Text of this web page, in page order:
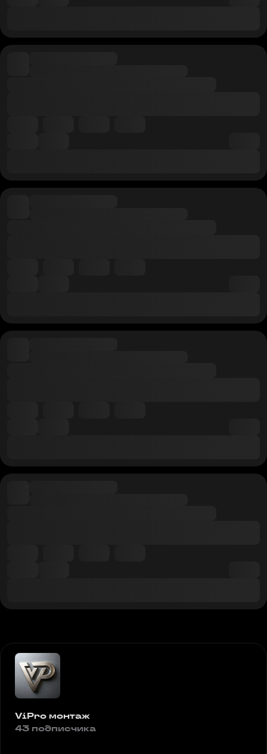
ViPro монтаж
43 подписчика